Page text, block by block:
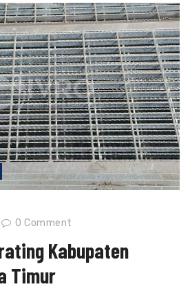
0 Comment
Kabupaten
Timur